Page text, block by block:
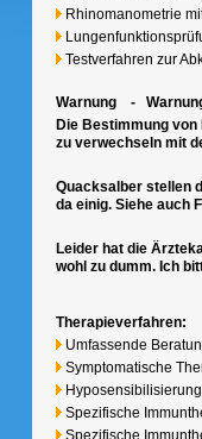
Rhinomanometrie
Testverfahren zur
Warnung -
Die Bestimmung von
zu verwechseln mit
Quacksalber stellen
da einig. Siehe auch
Leider hat die
wohl zu dumm. Ich
Therapieverfahren:
Umfassende
Symptomatische
Hyposensibilisierung
Spezifische
Spezifische